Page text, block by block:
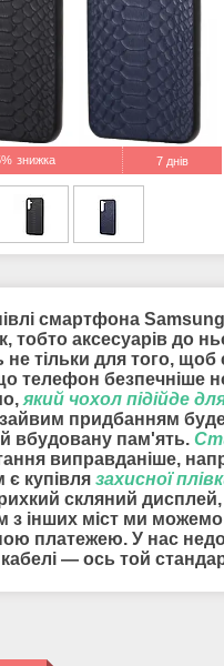
7 днів
смартфона
тобто аксесуарів до
не тільки для того,
телефон безпечніше
який чохол підійде
придбанням
вбудовану пам'ять.
виправданіше,
є купівля захисної
скляний
з інших міст ми можемо
платежею. У нас
— ось той